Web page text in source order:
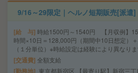
9/16～29限定｜ヘルノ短期販売[派遣]
給 与 時給1500円～1540円 【月収例】
時間×10日＝128,000円（期間中10日想定）
（１分単位）※時給設定は経験により異なりま
交通費 全額支給
勤務地 東京都新宿区 【最寄り駅】新宿三丁